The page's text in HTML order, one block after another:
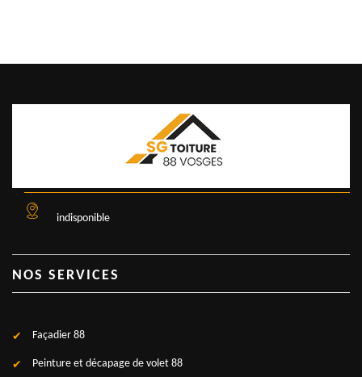
indisponible
NOS SERVICES
Façadier 88
Peinture et décapage de volet 88